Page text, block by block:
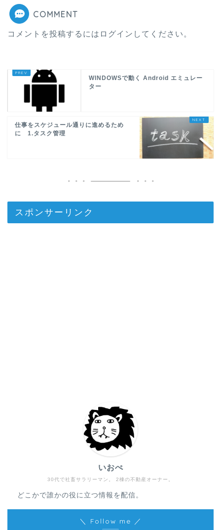
COMMENT
コメントを投稿するには ログイン してください。
WINDOWSで動く Android エミュレー
ター
仕事をスケジュール通りに進めるため
に 1.タスク管理
スポンサーリンク
30代で社畜サラリーマン。 2棟の不動産オーナー。
いおぺ
どこかで誰かの役に立つ情報を配信。
＼ Follow me ／